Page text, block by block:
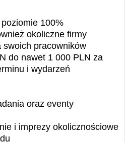
100%
okoliczne firmy
pracowników
do nawet 1 000 PLN za
i wydarzeń
oraz eventy
i imprezy okolicznościowe